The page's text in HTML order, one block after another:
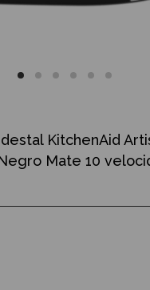
KitchenAid
Mate 10